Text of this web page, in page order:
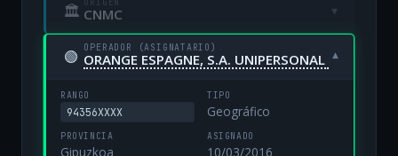
🏛 ORIGEN
CNMC ▾
🟢 OPERADOR (ASIGNATARIO)
ORANGE ESPAGNE, S.A. UNIPERSONAL ▾
RANGO
94356XXXX
TIPO
Geográfico
PROVINCIA
Gipuzkoa
ASIGNADO
10/03/2016